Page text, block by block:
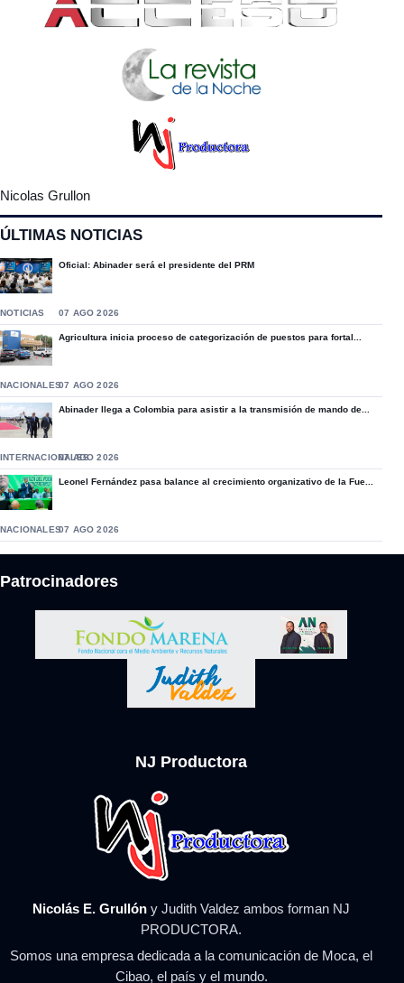
Nicolas Grullon
ÚLTIMAS NOTICIAS
Oficial: Abinader será el presidente del PRM
NOTICIAS 07 AGO 2026
Agricultura inicia proceso de categorización de puestos para fortal...
NACIONALES07 AGO 2026
Abinader llega a Colombia para asistir a la transmisión de mando de...
INTERNACIONALES07 AGO 2026
Leonel Fernández pasa balance al crecimiento organizativo de la Fue...
NACIONALES07 AGO 2026
Patrocinadores
NJ Productora
Nicolás E. Grullón y Judith Valdez ambos forman NJ
PRODUCTORA.
Somos una empresa dedicada a la comunicación de Moca, el
Cibao, el país y el mundo.